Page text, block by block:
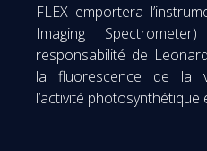
FLEX emportera
Imaging
responsabilité de
la fluorescence de la
l’activité